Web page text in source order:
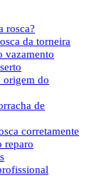
rosca?
da torneira
vazamento
origem do
de
corretamente
reparo